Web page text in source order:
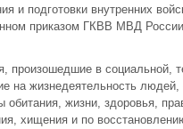
и подготовки внутренних
приказом ГКВВ МВД
произошедшие в социальной,
на жизнедеятельность
жизни, здоровья,
хищения и по